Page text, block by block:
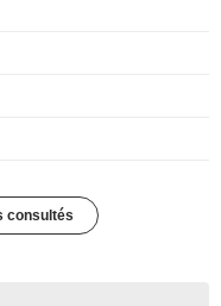
consultés